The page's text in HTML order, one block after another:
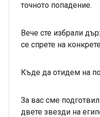
точното попадение.
Вече сте избрали
се спрете на
Къде да отидем на
За вас сме
двете звезди на